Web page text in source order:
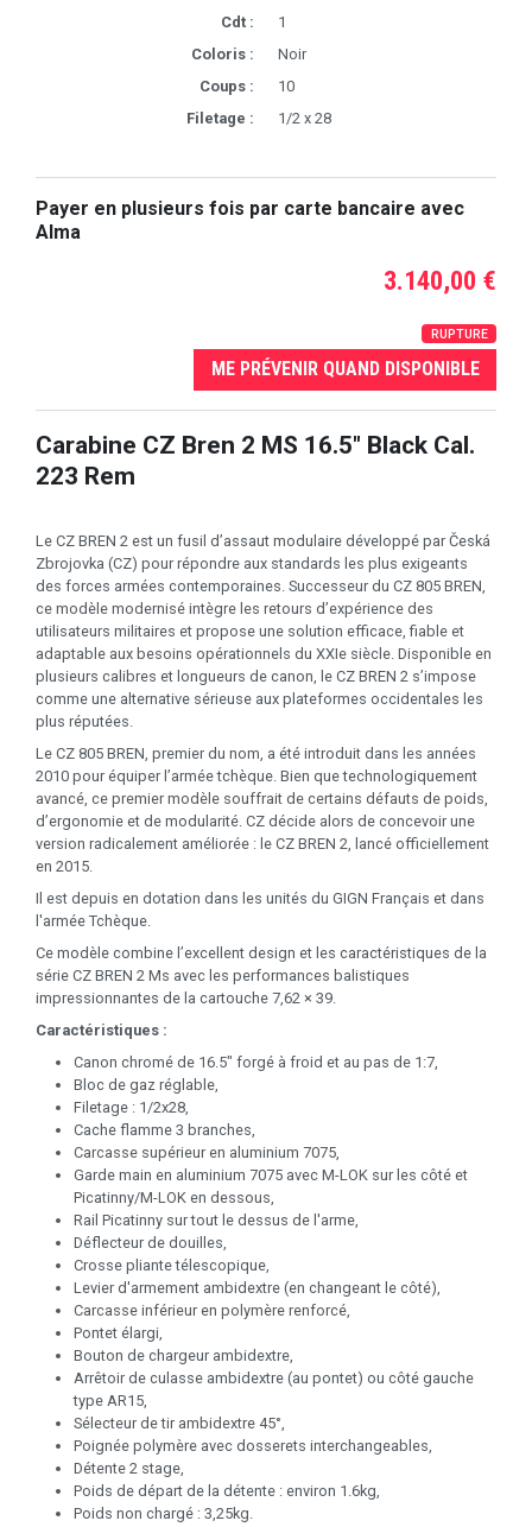
Cdt :
1
Coloris :
Noir
Coups :
10
Filetage :
1/2 x 28
Payer en plusieurs fois par carte bancaire avec
Alma
3.140,00 €
RUPTURE
ME PRÉVENIR QUAND DISPONIBLE
Carabine CZ Bren 2 MS 16.5" Black Cal.
223 Rem
Le CZ BREN 2 est un fusil d’assaut modulaire développé par Česká
Zbrojovka (CZ) pour répondre aux standards les plus exigeants
des forces armées contemporaines. Successeur du CZ 805 BREN,
ce modèle modernisé intègre les retours d’expérience des
utilisateurs militaires et propose une solution efficace, fiable et
adaptable aux besoins opérationnels du XXIe siècle. Disponible en
plusieurs calibres et longueurs de canon, le CZ BREN 2 s’impose
comme une alternative sérieuse aux plateformes occidentales les
plus réputées.
Le CZ 805 BREN, premier du nom, a été introduit dans les années
2010 pour équiper l’armée tchèque. Bien que technologiquement
avancé, ce premier modèle souffrait de certains défauts de poids,
d’ergonomie et de modularité. CZ décide alors de concevoir une
version radicalement améliorée : le CZ BREN 2, lancé officiellement
en 2015.
Il est depuis en dotation dans les unités du GIGN Français et dans
l'armée Tchèque.
Ce modèle combine l’excellent design et les caractéristiques de la
série CZ BREN 2 Ms avec les performances balistiques
impressionnantes de la cartouche 7,62 × 39.
Caractéristiques :
Canon chromé de 16.5" forgé à froid et au pas de 1:7,
Bloc de gaz réglable,
Filetage : 1/2x28,
Cache flamme 3 branches,
Carcasse supérieur en aluminium 7075,
Garde main en aluminium 7075 avec M-LOK sur les côté et
Picatinny/M-LOK en dessous,
Rail Picatinny sur tout le dessus de l'arme,
Déflecteur de douilles,
Crosse pliante télescopique,
Levier d'armement ambidextre (en changeant le côté),
Carcasse inférieur en polymère renforcé,
Pontet élargi,
Bouton de chargeur ambidextre,
Arrêtoir de culasse ambidextre (au pontet) ou côté gauche
type AR15,
Sélecteur de tir ambidextre 45°,
Poignée polymère avec dosserets interchangeables,
Détente 2 stage,
Poids de départ de la détente : environ 1.6kg,
Poids non chargé : 3,25kg.